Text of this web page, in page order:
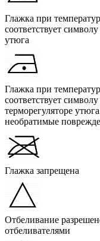
Глажка при
соответствует
утюга
Глажка при
соответствует
терморегуляторе
необратимые
Глажка запрещена
Отбеливание
отбеливателями